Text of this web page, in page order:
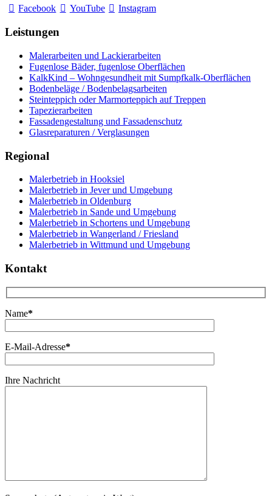
Facebook
YouTube Instagram
Leistungen
Malerarbeiten und Lackierarbeiten
Fugenlose Bäder, fugenlose Oberflächen
KalkKind – Wohngesundheit mit Sumpfkalk-Oberflächen
Bodenbeläge / Bodenbelagsarbeiten
Steinteppich oder Marmorteppich auf Treppen
Tapezierarbeiten
Fassadengestaltung und Fassadenschutz
Glasreparaturen / Verglasungen
Regional
Malerbetrieb in Hooksiel
Malerbetrieb in Jever und Umgebung
Malerbetrieb in Oldenburg
Malerbetrieb in Sande und Umgebung
Malerbetrieb in Schortens und Umgebung
Malerbetrieb in Wangerland / Friesland
Malerbetrieb in Wittmund und Umgebung
Kontakt
Name*
E-Mail-Adresse*
Ihre Nachricht